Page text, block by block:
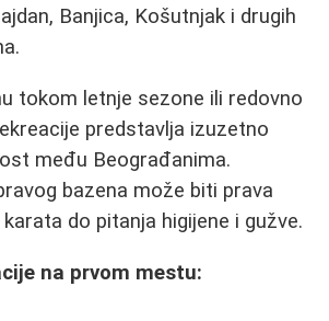
Banjica, Košutnjak i drugih
tokom letnje sezone ili redovno
predstavlja izuzetno
među Beograđanima.
bazena može biti prava
do pitanja higijene i gužve.
na prvom mestu: